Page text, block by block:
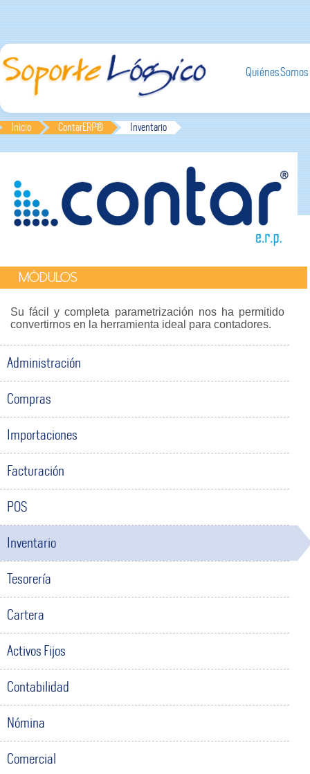
Quiénes Somos
Inicio ContarERP® Inventario
MÓDULOS
Su fácil y completa parametrización nos ha permitido
convertirnos en la herramienta ideal para contadores.
Administración
Compras
Importaciones
Facturación
POS
Inventario
Tesorería
Cartera
Activos Fijos
Contabilidad
Nómina
Comercial